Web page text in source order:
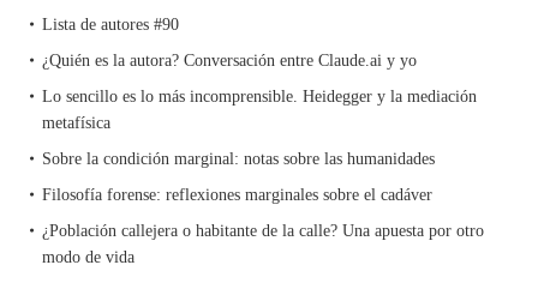
Lista de autores #90
¿Quién es la autora? Conversación entre Claude.ai y yo
Lo sencillo es lo más incomprensible. Heidegger y la mediación
metafísica
Sobre la condición marginal: notas sobre las humanidades
Filosofía forense: reflexiones marginales sobre el cadáver
¿Población callejera o habitante de la calle? Una apuesta por otro
modo de vida